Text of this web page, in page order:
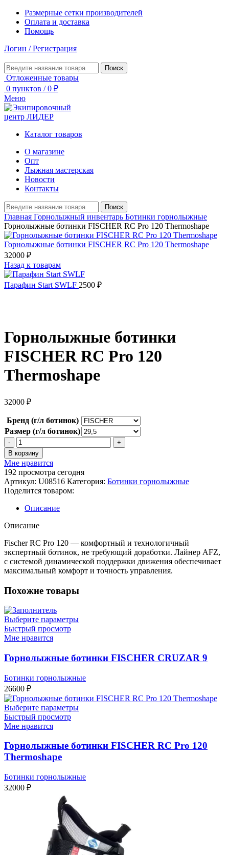
Размерные сетки производителей
Оплата и доставка
Помощь
Логин / Регистрация
Поиск
Отложенные товары
0 пунктов / 0 ₽
Меню
Каталог товаров
О магазине
Опт
Лыжная мастерская
Новости
Контакты
Поиск
Главная Горнолыжный инвентарь Ботинки горнолыжные
Горнолыжные ботинки FISCHER RC Pro 120 Thermoshape
Горнолыжные ботинки FISCHER RC Pro 120 Thermoshape
32000 ₽
Назад к товарам
Парафин Start SWLF 2500 ₽
Горнолыжные ботинки
FISCHER RC Pro 120
Thermoshape
32000 ₽
Бренд (г/л ботинок)
Размер (г/л ботинок)
Количество
товара
Горнолыжные
ботинки
FISCHER
RC
Pro
120
Thermoshape
В корзину
Мне нравится
192 просмотра сегодня
Артикул: U08516 Категория: Ботинки горнолыжные
Поделится товаром:
Описание
Описание
Fischer RC Pro 120 — комфортный и технологичный
экспертный ботинок, не требующий доработки. Лайнер AFZ,
с системой динамической поддержки движения обеспечивает
максимальный комфорт и точность управления.
Похожие товары
Выберите параметры
Быстрый просмотр
Мне нравится
Горнолыжные ботинки FISCHER CRUZAR 9
Ботинки горнолыжные
26600 ₽
Выберите параметры
Быстрый просмотр
Мне нравится
Горнолыжные ботинки FISCHER RC Pro 120
Thermoshape
Ботинки горнолыжные
32000 ₽